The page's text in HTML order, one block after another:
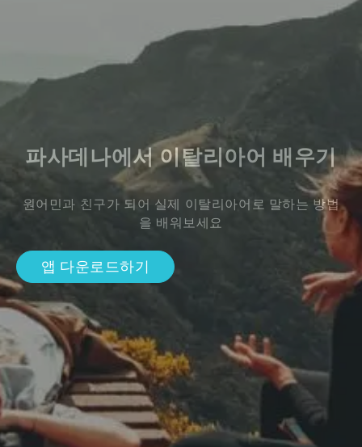
파사데나에서 이탈리아어 배우기
원어민과 친구가 되어 실제 이탈리아어로 말하는 방법
을 배워보세요
앱 다운로드하기